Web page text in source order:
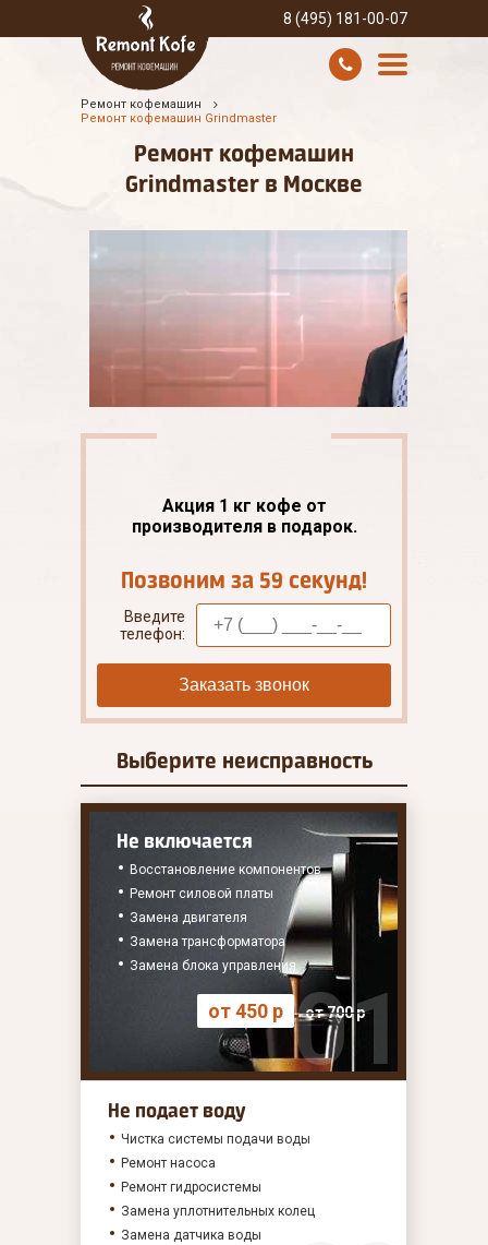
8 (495) 181-00-07
УСЛУГИ И ЦЕНЫ
Ремонт кофемашин
Ремонт кофемашин Grindmaster
Ремонт кофемашин
Grindmaster в Москве
Акция 1 кг кофе от
производителя в подарок.
Позвоним за 59 секунд!
Введите
телефон:
Заказать звонок
Выберите неисправность
Не включается
Восстановление компонентов
Ремонт силовой платы
Замена двигателя
Замена трансформатора
Замена блока управления
от 450 р от 700 р
Не подает воду
Чистка системы подачи воды
Ремонт насоса
Ремонт гидросистемы
Замена уплотнительных колец
Замена датчика воды